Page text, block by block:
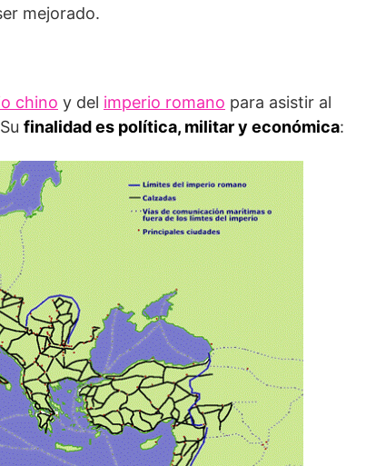
mejorado.
chino y del imperio romano para asistir al
finalidad es política, militar y económica: